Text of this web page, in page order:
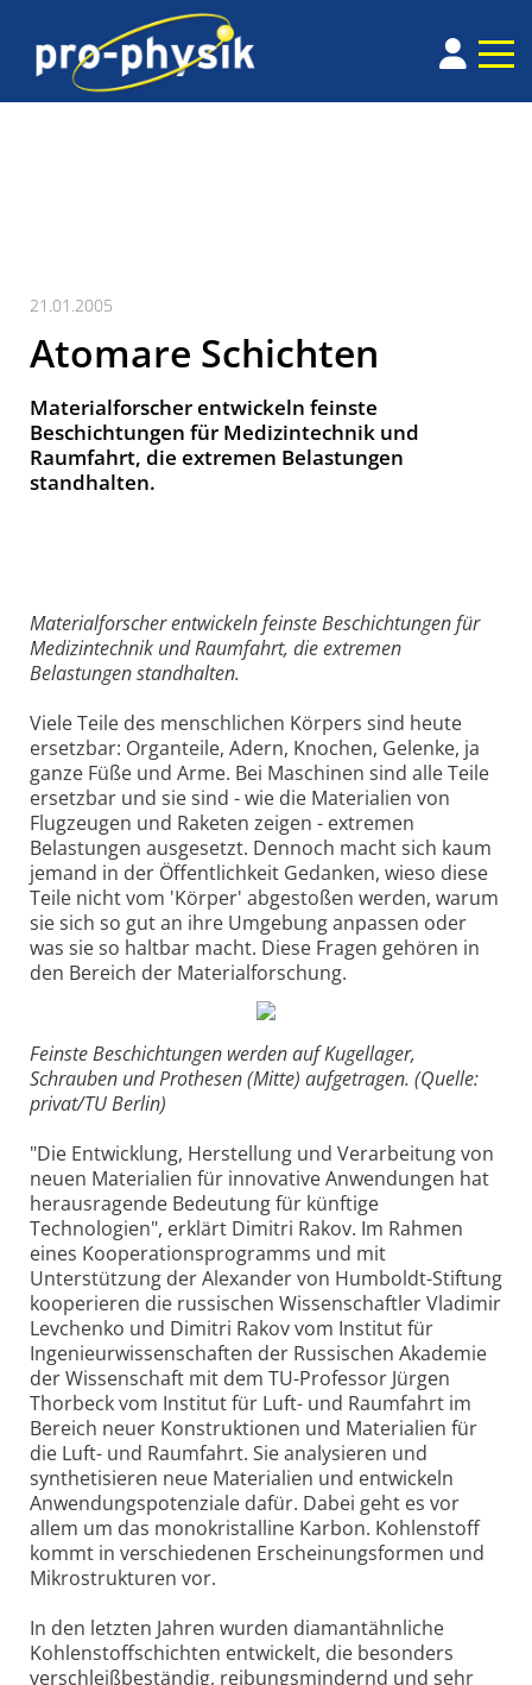
21.01.2005
Atomare Schichten
Materialforscher entwickeln feinste
Beschichtungen für Medizintechnik und
Raumfahrt, die extremen Belastungen
standhalten.
Materialforscher entwickeln feinste Beschichtungen für
Medizintechnik und Raumfahrt, die extremen
Belastungen standhalten.
Viele Teile des menschlichen Körpers sind heute
ersetzbar: Organteile, Adern, Knochen, Gelenke, ja
ganze Füße und Arme. Bei Maschinen sind alle Teile
ersetzbar und sie sind - wie die Materialien von
Flugzeugen und Raketen zeigen - extremen
Belastungen ausgesetzt. Dennoch macht sich kaum
jemand in der Öffentlichkeit Gedanken, wieso diese
Teile nicht vom 'Körper' abgestoßen werden, warum
sie sich so gut an ihre Umgebung anpassen oder
was sie so haltbar macht. Diese Fragen gehören in
den Bereich der Materialforschung.
Feinste Beschichtungen werden auf Kugellager,
Schrauben und Prothesen (Mitte) aufgetragen. (Quelle:
privat/TU Berlin)
"Die Entwicklung, Herstellung und Verarbeitung von
neuen Materialien für innovative Anwendungen hat
herausragende Bedeutung für künftige
Technologien", erklärt Dimitri Rakov. Im Rahmen
eines Kooperationsprogramms und mit
Unterstützung der Alexander von Humboldt-Stiftung
kooperieren die russischen Wissenschaftler Vladimir
Levchenko und Dimitri Rakov vom Institut für
Ingenieurwissenschaften der Russischen Akademie
der Wissenschaft mit dem TU-Professor Jürgen
Thorbeck vom Institut für Luft- und Raumfahrt im
Bereich neuer Konstruktionen und Materialien für
die Luft- und Raumfahrt. Sie analysieren und
synthetisieren neue Materialien und entwickeln
Anwendungspotenziale dafür. Dabei geht es vor
allem um das monokristalline Karbon. Kohlenstoff
kommt in verschiedenen Erscheinungsformen und
Mikrostrukturen vor.
In den letzten Jahren wurden diamantähnliche
Kohlenstoffschichten entwickelt, die besonders
verschleißbeständig, reibungsmindernd und sehr